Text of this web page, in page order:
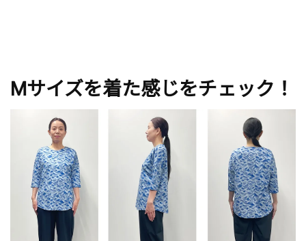
Mサイズを着た感じをチェック！